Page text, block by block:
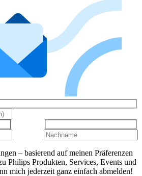
– basierend auf meinen Präferenzen
Philips Produkten, Services, Events und
mich jederzeit ganz einfach abmelden!